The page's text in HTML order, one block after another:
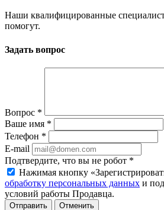
Наши квалифицированные
помогут.
Задать вопрос
Вопрос *
Ваше имя *
Телефон *
E-mail
Подтвердите, что вы не робот *
Нажимая кнопку
обработку персональных данных и
условий работы Продавца.
Отменить